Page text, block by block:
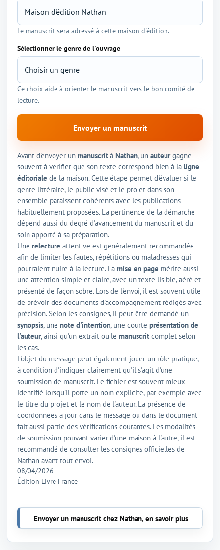
Le manuscrit sera adressé à cette maison d'édition.
Sélectionner le genre de l'ouvrage
Ce choix aide à orienter le manuscrit vers le bon comité de
lecture.
Envoyer un manuscrit
Avant d'envoyer un manuscrit à Nathan, un auteurgagne
souvent à vérifier que son texte correspond bien à la ligne
éditoriale de la maison. Cette étape permet d'évaluer si le
genre littéraire, le public visé et le projet dans son
ensemble paraissent cohérents avec les publications
habituellement proposées. La pertinence de la démarche
dépend aussi du degré d'avancement du manuscrit et du
soin apporté à sa préparation.
Une relecture attentive est généralement recommandée
afin de limiter les fautes, répétitions ou maladresses qui
pourraient nuire à la lecture. La mise en page mérite aussi
une attention simple et claire, avec un texte lisible, aéré et
présenté de façon sobre. Lors de l'envoi, il est souvent utile
de prévoir des documents d'accompagnement rédigés avec
précision. Selon les consignes, il peut être demandé un
synopsis, une note d'intention, une courte présentation de
l'auteur, ainsi qu'un extrait ou le manuscrit complet selon
les cas.
L'objet du message peut également jouer un rôle pratique,
à condition d'indiquer clairement qu'il s'agit d'une
soumission de manuscrit. Le fichier est souvent mieux
identifié lorsqu'il porte un nom explicite, par exemple avec
le titre du projet et le nom de l'auteur. La présence de
coordonnées à jour dans le message ou dans le document
fait aussi partie des vérifications courantes. Les modalités
de soumission pouvant varier d'une maison à l'autre, il est
recommandé de consulter les consignes officielles de
Nathan avant tout envoi.
08/04/2026
Édition Livre France
Envoyer un manuscrit chez Nathan, en savoir plus